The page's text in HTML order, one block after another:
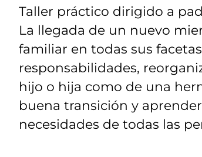
Taller práctico dirigido a
La llegada de un nuevo
familiar en todas sus
responsabilidades,
hijo o hija como de una
buena transición y
necesidades de todas las